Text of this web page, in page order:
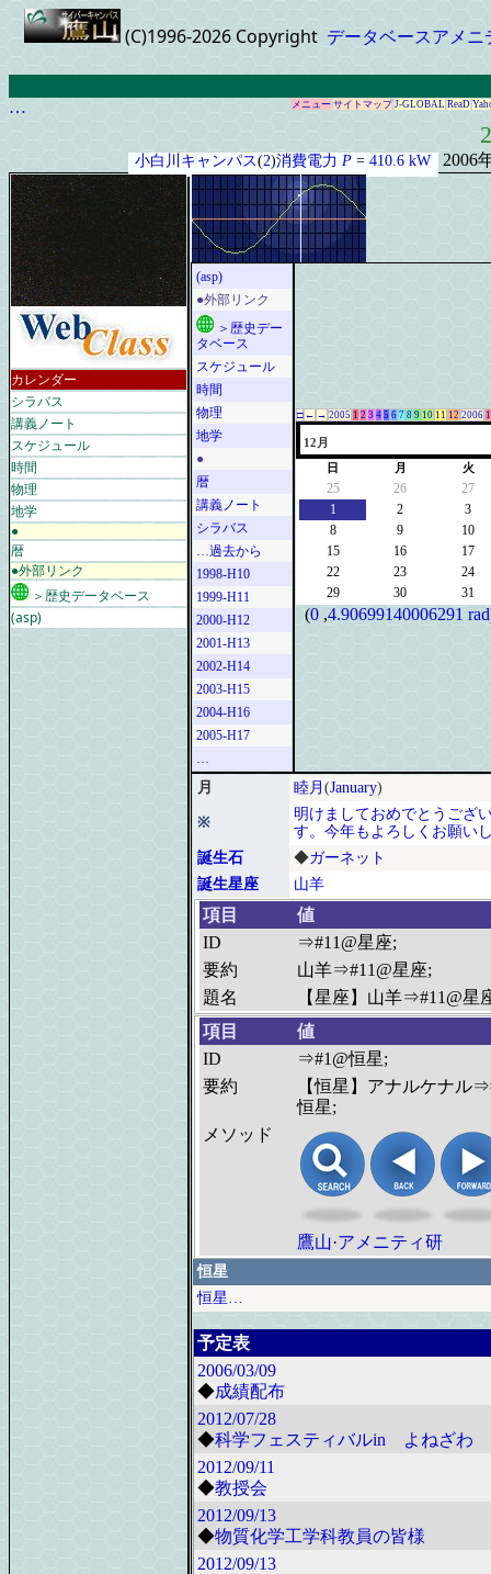
(C)1996-2026 Copyright データベースアメニ
… メニュー サイトマップ J-GLOBAL ReaD
小白川キャンパス(2)消費電力 P =410.6 kW 2006
カレンダー
シラバス
講義ノート
スケジュール
時間
物理
地学
●
暦
●外部リンク
＞歴史データベース
(asp)
(asp)
●外部リンク
＞歴史デー
タベース
スケジュール
時間
物理
地学
●
暦
講義ノート
シラバス
…過去から
1998-H10
1999-H11
2000-H12
2001-H13
2002-H14
2003-H15
2004-H16
2005-H17
…
□ ← → 2005 1 2 3 4 5 6 7 8 9 10 11 12 2006 1
12月
日 月 火
25 26
27
1
2
3
8
9
10
15
16
17
22
23
24
29
30 31
(0 ,4.90699140006291 rad
月 睦月 (January)
※
明けましておめでとうござ
す。今年もよろしくお願い
誕生石
◆ガーネット
誕生星座
山羊
項目
値
ID
⇒#11@星座;
要約
山羊⇒#11@星座;
題名
【星座】山羊⇒#11@星
項目
値
ID
⇒#1@恒星;
要約
【恒星】アナルケナル
恒星;
メソッド
鷹山·アメニティ研
恒星
恒星…
予定表
2006/03/09
◆成績配布
2012/07/28
◆科学フェスティバルin よねざわ
2012/09/11
◆教授会
2012/09/13
◆物質化学工学科教員の皆様
2012/09/13